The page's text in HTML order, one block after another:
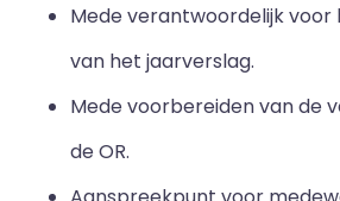
Mede verantwoordelijk
van het jaarverslag.
Mede voorbereiden van de
de OR.